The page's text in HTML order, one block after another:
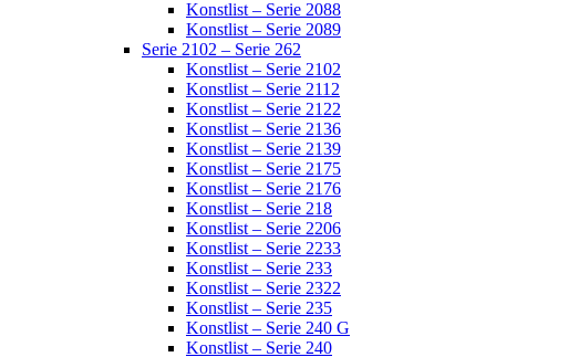
Konstlist – Serie 2088
Konstlist – Serie 2089
Serie 2102 – Serie 262
Konstlist – Serie 2102
Konstlist – Serie 2112
Konstlist – Serie 2122
Konstlist – Serie 2136
Konstlist – Serie 2139
Konstlist – Serie 2175
Konstlist – Serie 2176
Konstlist – Serie 218
Konstlist – Serie 2206
Konstlist – Serie 2233
Konstlist – Serie 233
Konstlist – Serie 2322
Konstlist – Serie 235
Konstlist – Serie 240 G
Konstlist – Serie 240